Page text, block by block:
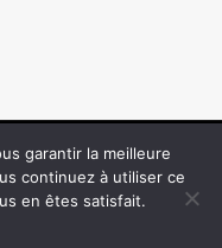
web :
Studio
garantir la meilleure
continuez à utiliser ce
en êtes satisfait.